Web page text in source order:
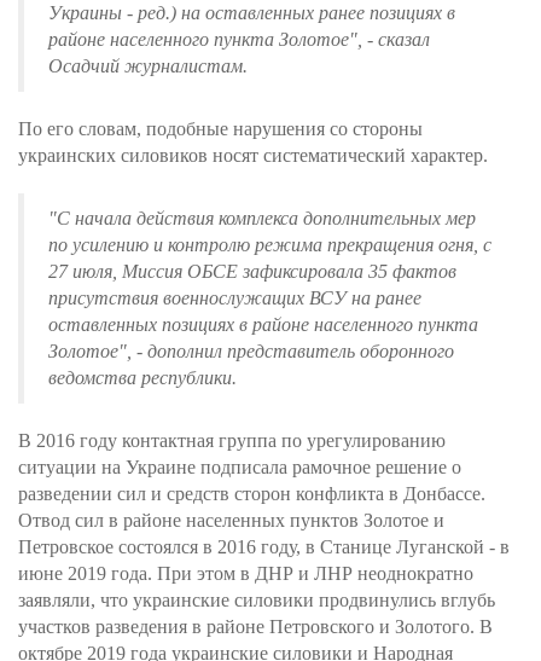
Украины - ред.) на оставленных ранее позициях в
районе населенного пункта Золотое", - сказал
Осадчий журналистам.
По его словам, подобные нарушения со стороны
украинских силовиков носят систематический характер.
"С начала действия комплекса дополнительных мер
по усилению и контролю режима прекращения огня, с
27 июля, Миссия ОБСЕ зафиксировала 35 фактов
присутствия военнослужащих ВСУ на ранее
оставленных позициях в районе населенного пункта
Золотое", - дополнил представитель оборонного
ведомства республики.
В 2016 году контактная группа по урегулированию
ситуации на Украине подписала рамочное решение о
разведении сил и средств сторон конфликта в Донбассе.
Отвод сил в районе населенных пунктов Золотое и
Петровское состоялся в 2016 году, в Станице Луганской - в
июне 2019 года. При этом в ДНР и ЛНР неоднократно
заявляли, что украинские силовики продвинулись вглубь
участков разведения в районе Петровского и Золотого. В
октябре 2019 года украинские силовики и Народная